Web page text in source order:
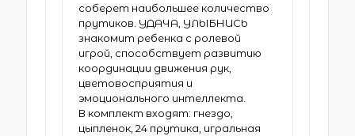
соберет наибольшее количество
прутиков. УДАЧА, УЛЫБНИСЬ
знакомит ребенка с ролевой
игрой, способствует развитию
координации движения рук,
цветовосприятия и
эмоционального интеллекта.
В комплект входят: гнездо,
цыпленок, 24 прутика, игральная